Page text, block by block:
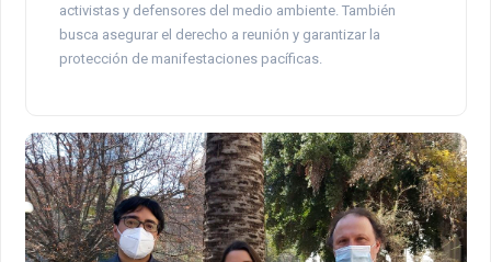
activistas y defensores del medio ambiente. También
busca asegurar el derecho a reunión y garantizar la
protección de manifestaciones pacíficas.